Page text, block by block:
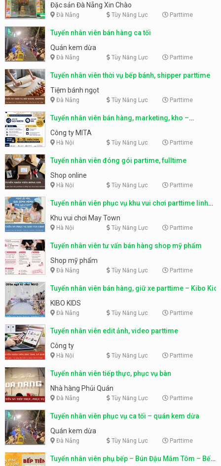
Nẵng
Đặc sản Đà Nẵng Xin Chào
Đà Nẵng Tùy Năng Lực Parttime
Tuyển nhân viên bán hàng ca tối
Quán kem dừa
Đà Nẵng Tùy Năng Lực Parttime
Tuyển nhân viên thời vụ bếp bánh, shipper parttime
Tiệm bánh ngọt
Đà Nẵng Tùy Năng Lực Parttime
Tuyển nhân viên bán hàng, marketing, kho –
parttime, fulltime
Công ty MITA
Hà Nội Tùy Năng Lực Parttime
Tuyển nhân viên đóng gói partime, fulltime
Shop online
Hà Nội Tùy Năng Lực Parttime
Tuyển nhân viên phục vụ khu vui chơi parttime linh
động
Khu vui chơi May Town
Hà Nội Tùy Năng Lực Parttime
Tuyển nhân viên tư vấn bán hàng shop mỹ phẩm
Shop mỹ phẩm
Đà Nẵng Tùy Năng Lực Parttime
Tuyển nhân viên bán hàng, giữ xe parttime – Kibo Kid
KIBO KIDS
Đà Nẵng Tùy Năng Lực Parttime
Tuyển nhân viên edit ảnh, video parttime
Công ty
Hà Nội Tùy Năng Lực Parttime
Tuyển nhân viên tiếp thực, phục vụ bàn
Nhà hàng Phủi Quán
Đà Nẵng Tùy Năng Lực Parttime
Tuyển nhân viên phục vụ ca tối – quán kem dừa
Quán kem dừa
Đà Nẵng Tùy Năng Lực Parttime
Tuyển nhân viên phụ bếp – Bún Đậu Mắm Tôm – Bếp